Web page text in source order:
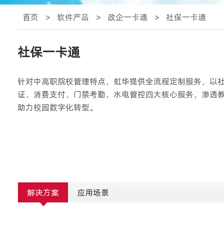
首页 > 软件产品 > 政企一卡通 > 社保一卡通
社保一卡通
针对中高职院校管理特点，虹华提供全流程定制服务，以
证、消费支付、门禁考勤、水电管控四大核心服务，渗透
助力校园数字化转型。
解决方案 应用场景